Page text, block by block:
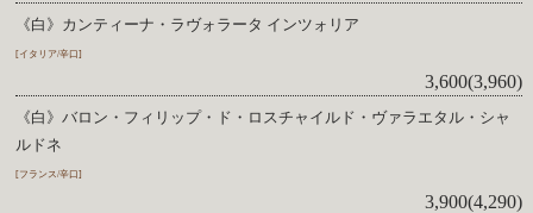
《白》カンティーナ・ラヴォラータ インツォリア
[イタリア/辛口]
3,600(3,960)
《白》バロン・フィリップ・ド・ロスチャイルド・ヴァラエタル・シャ
ルドネ
[フランス/辛口]
3,900(4,290)